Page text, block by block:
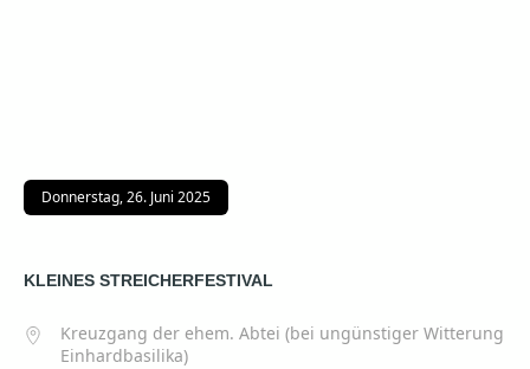
Donnerstag, 26. Juni 2025
KLEINES STREICHERFESTIVAL
Kreuzgang der ehem. Abtei (bei ungünstiger Witterung
Einhardbasilika)